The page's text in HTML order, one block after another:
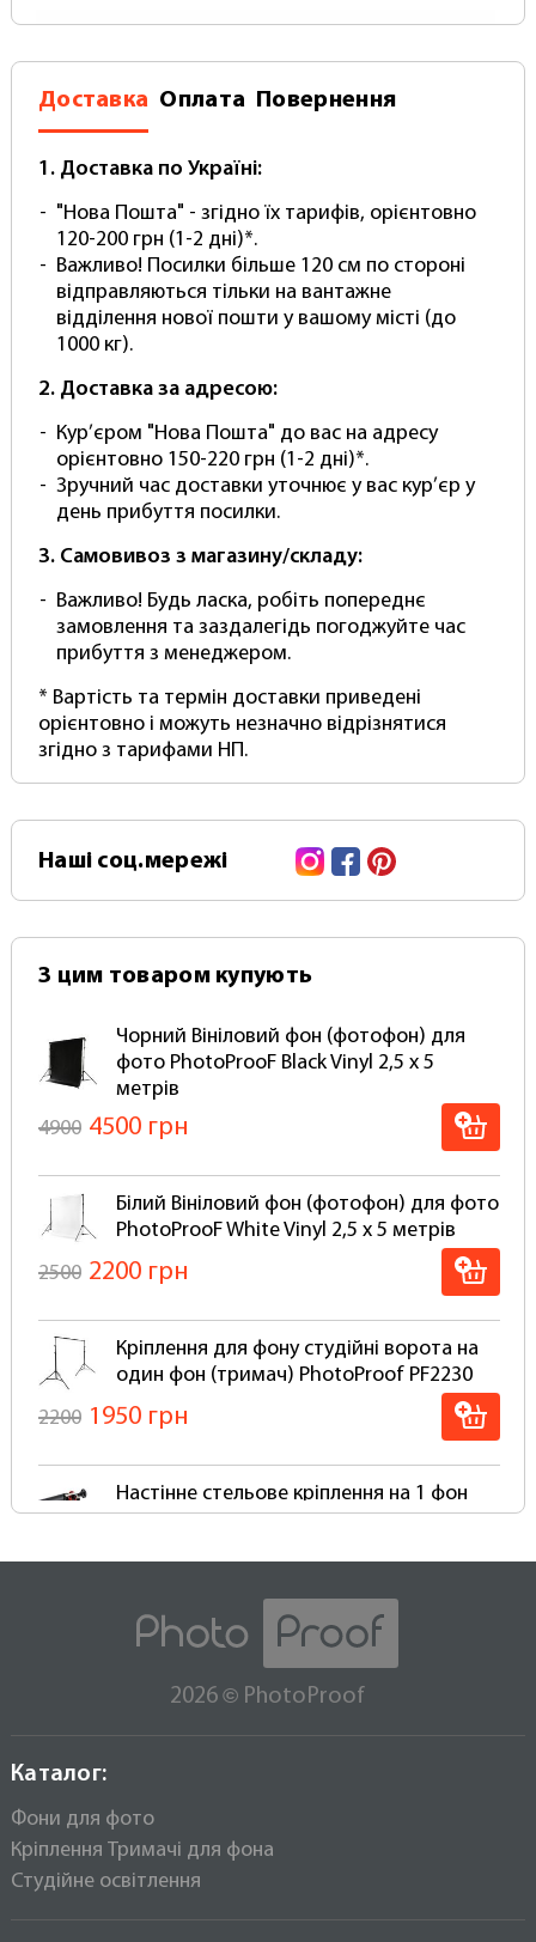
Довжина (висота): 5 метрів
Колір: Червоний (повністю пігментований) Не
просто фарбування!
Матеріал - Вініл (Не поліпропілен!)
Щільність - від 500 (зверніть увагу у
справжнього вінілового фотофону щільність
НЕ буває нижче)
Товщина - близько 0.5 мм.
Поверхня - Матова з покриттям
антивідблиску
В комплекті йде Міцний тубус для
перевезення та зберігання.
Легко чистити - просто протріть вологою
губкою
Не мнеться! Безшовний! Без складок!
Комплектація:
фон вініловий
тубус для перевезення та зберігання
(Зверніть увагу! Кріплення та тримачі купуються
окремо. Зовнішній вигляд упаковки може бути
змінений виробником.)
Цей продукт Photoproof йде в Базовій
комплектації, що дозволяє встановити
Для встановлення такого фону на настінне
стельове кріплення на кшталт "Ролет" потрібно
додатково укомплектувати фотофон
алюмінієвою основою для намотування
(скручування та розкручування) у рулон за
купити повний комплект фон+кріплення
(готовий до роботи, вам потрібно лише
встановити).
Вініловий фон від фотопруф "PhotoProoF Vinyl"
транспортування в тубусі, щоб уникнути
дефектів та заломів (Відправляється Тільки в
Рулоні)
Для вінілового фону можна використовувати
паперових фонів.
Чому варто вибрати вініловий фон:
Вініловий фон набагато довговічніший у
паперовими фотофонами. Порвати вініловий
фон просто неможливо!
впливів
Легко миються будь-якими миючими
засобами, залежно від типу забруднення
Не промокають і не псуються при
використанні для Аква-студій та зйомок із
Вініловий фон не потрібно прати та сушити
кріплення інших виробників.
При правильній експлуатації він прослужить Вам
набагато довше ніж будь-який інший фон, при
цьому ви заощадите досить пристойну суму
Доставка Оплата Повернення
1. Доставка по Україні:
"Нова Пошта" - згідно їх тарифів, орієнтовно
120-200 грн (1-2 дні)*.
Важливо! Посилки більше 120 см по стороні
відправляються тільки на вантажне
відділення нової пошти у вашому місті (до
1000 кг).
2. Доставка за адресою:
Кур’єром "Нова Пошта" до вас на адресу
орієнтовно 150-220 грн (1-2 дні)*.
Зручний час доставки уточнює у вас кур’єр у
день прибуття посилки.
3. Самовивоз з магазину/складу:
Важливо! Будь ласка, робіть попереднє
замовлення та заздалегідь погоджуйте час
прибуття з менеджером.
* Вартість та термін доставки приведені
орієнтовно і можуть незначно відрізнятися
згідно з тарифами НП.
Наші соц.мережі InstagramFacebook
З цим товаром купують
Чорний Вініловий фон (фотофон) для
фото PhotoProoF Black Vinyl 2,5 х 5
метрів
4900 4500 грн
Білий Вініловий фон (фотофон) для фото
PhotoProoF White Vinyl 2,5 х 5 метрів
2500 2200 грн
Кріплення для фону студійні ворота на
один фон (тримач) PhotoProof PF2230
2200 1950 грн
Настінне стельове кріплення на 1 фон
PhotoProof B1W Falcon тримач
1500 1400 грн
Настінне стельове кріплення на 3 фона
PhotoProof B3W Falcon тримач
2600 грн2026© PhotoProof
Каталог:
Фони для фото
Кріплення Тримачі для фона
Студійне освітлення